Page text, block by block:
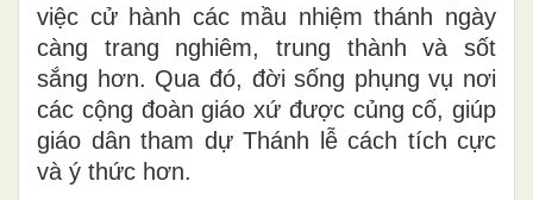
việc cử hành các mầu nhiệm thánh ngày
càng trang nghiêm, trung thành và sốt
sắng hơn. Qua đó, đời sống phụng vụ nơi
các cộng đoàn giáo xứ được củng cố, giúp
giáo dân tham dự Thánh lễ cách tích cực
và ý thức hơn.